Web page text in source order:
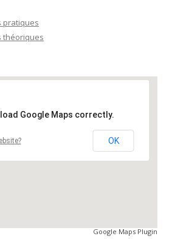
pratiques
théoriques
Google Maps correctly.
OK
Google Maps Plugin